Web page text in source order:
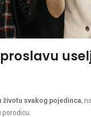
životu svakog pojedinca,